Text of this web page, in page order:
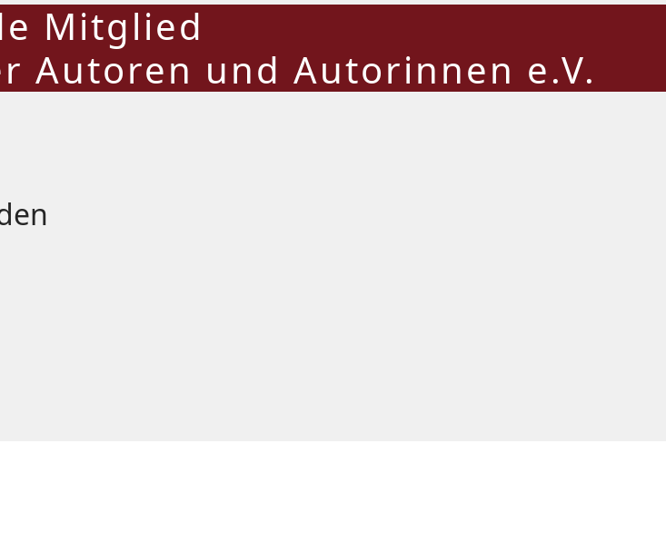
Mitglied
Autoren und Autorinnen e.V.